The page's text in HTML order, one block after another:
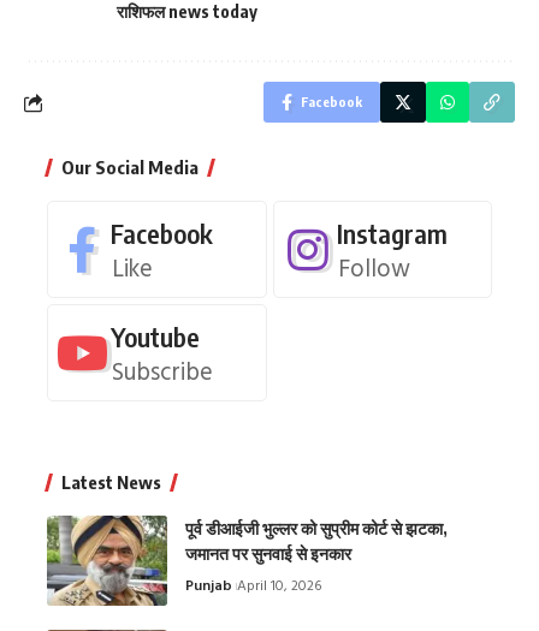
राशिफल news today
Facebook
Our Social Media
Facebook
Like
Instagram
Follow
Youtube
Subscribe
Latest News
पूर्व डीआईजी भुल्लर को सुप्रीम कोर्ट से झटका,
जमानत पर सुनवाई से इनकार
Punjab April 10, 2026